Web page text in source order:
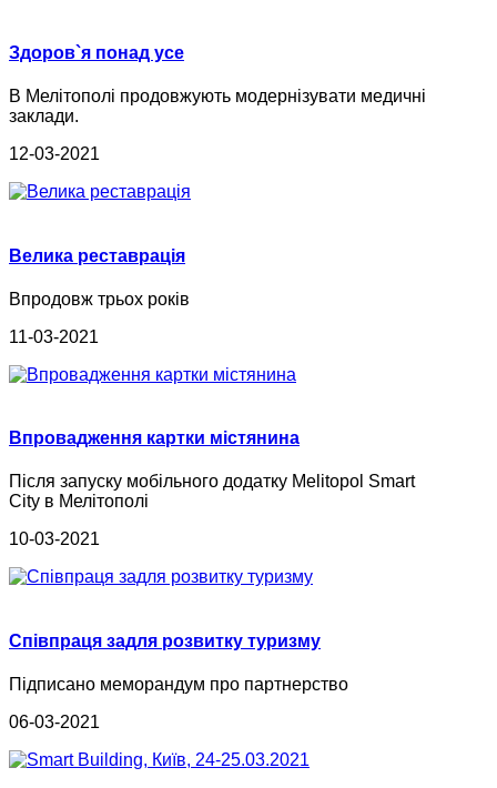
Здоров`я понад усе
В Мелітополі продовжують модернізувати медичні
заклади.
12-03-2021
Велика реставрація
Впродовж трьох років
11-03-2021
Впровадження картки містянина
Після запуску мобільного додатку Melitopol Smart
City в Мелітополі
10-03-2021
Співпраця задля розвитку туризму
Підписано меморандум про партнерство
06-03-2021